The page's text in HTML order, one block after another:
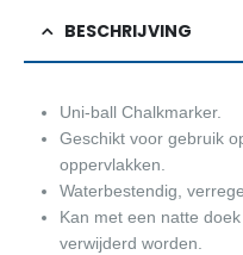
BESCHRIJVING
Uni-ball Chalkmarker.
Geschikt voor gebruik
oppervlakken.
Waterbestendig,
Kan met een natte
verwijderd worden.